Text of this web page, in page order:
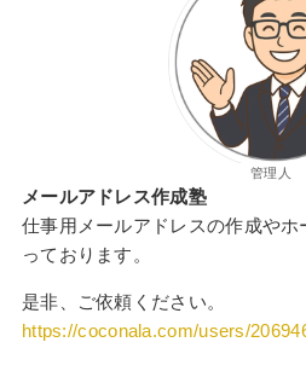
管理人
メールアドレス作成塾
仕事用メールアドレスの作成や
っております。
是非、ご依頼ください。
https://coconala.com/users/